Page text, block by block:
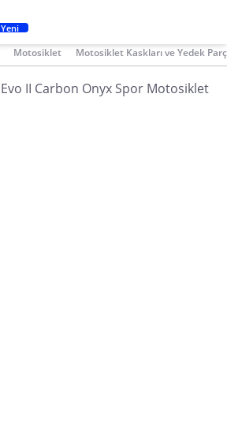
Yeni
Motosiklet Motosiklet Kaskları ve Yedek